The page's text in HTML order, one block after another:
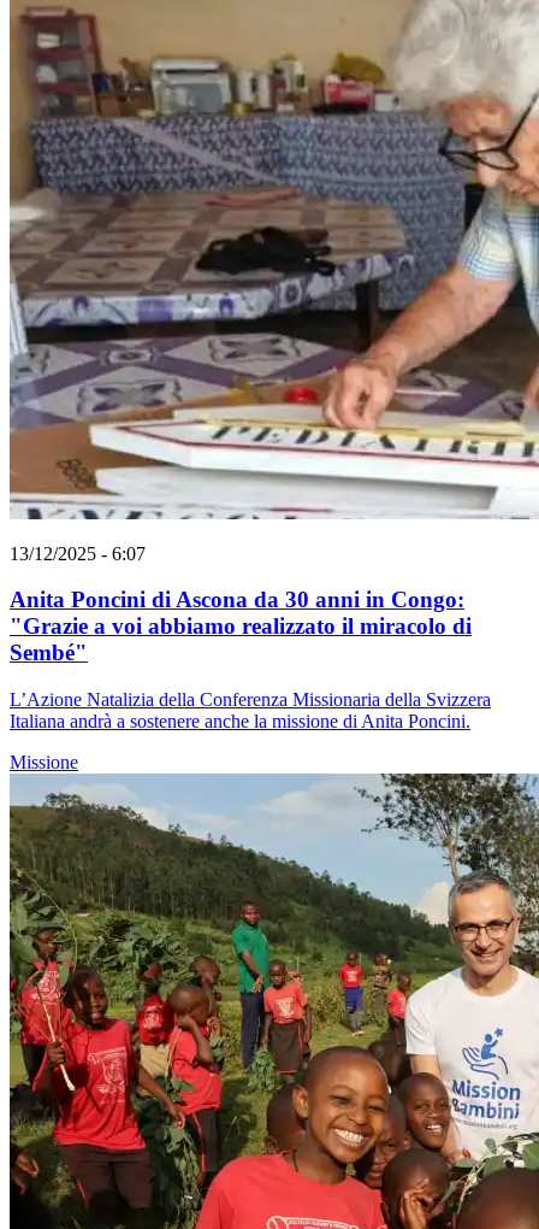
13/12/2025 - 6:07
Anita Poncini di Ascona da 30 anni in Congo:
"Grazie a voi abbiamo realizzato il miracolo di
Sembé"
L’Azione Natalizia della Conferenza Missionaria della Svizzera
Italiana andrà a sostenere anche la missione di Anita Poncini.
Missione